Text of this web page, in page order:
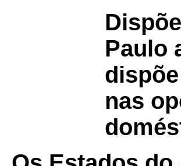
Paulo
nas